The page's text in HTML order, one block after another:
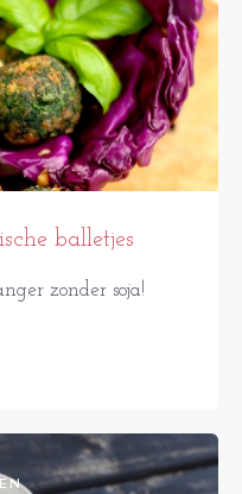
balletjes
zonder soja!